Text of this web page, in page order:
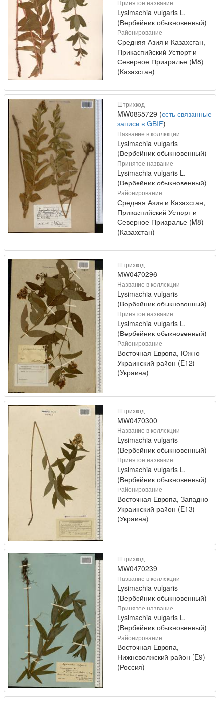
Принятое название
Lysimachia vulgaris L.
(Вербейник обыкновенный)
Районирование
Средняя Азия и Казахстан,
Прикаспийский Устюрт и
Северное Приаралье (M8)
(Казахстан)
Штрихкод
MW0865729 (есть связанные
записи в GBIF)
Название в коллекции
Lysimachia vulgaris
(Вербейник обыкновенный)
Принятое название
Lysimachia vulgaris L.
(Вербейник обыкновенный)
Районирование
Средняя Азия и Казахстан,
Прикаспийский Устюрт и
Северное Приаралье (M8)
(Казахстан)
Штрихкод
MW0470296
Название в коллекции
Lysimachia vulgaris
(Вербейник обыкновенный)
Принятое название
Lysimachia vulgaris L.
(Вербейник обыкновенный)
Районирование
Восточная Европа, Южно-
Украинский район (E12)
(Украина)
Штрихкод
MW0470300
Название в коллекции
Lysimachia vulgaris
(Вербейник обыкновенный)
Принятое название
Lysimachia vulgaris L.
(Вербейник обыкновенный)
Районирование
Восточная Европа, Западно-
Украинский район (E13)
(Украина)
Штрихкод
MW0470239
Название в коллекции
Lysimachia vulgaris
(Вербейник обыкновенный)
Принятое название
Lysimachia vulgaris L.
(Вербейник обыкновенный)
Районирование
Восточная Европа,
Нижневолжский район (E9)
(Россия)